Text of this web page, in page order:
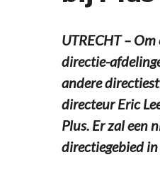
UTRECHT –
directie-
andere
directeur Eric
Plus. Er zal een
directiegebied